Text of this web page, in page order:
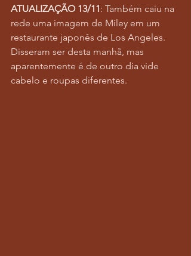
ATUALIZAÇÃO 13/11: Também caiu na
rede uma imagem de Miley em um
restaurante japonês de Los Angeles.
Disseram ser desta manhã, mas
aparentemente é de outro dia vide
cabelo e roupas diferentes.